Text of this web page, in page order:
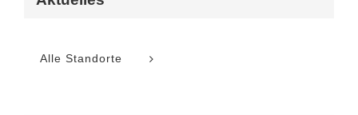
Alle Standorte